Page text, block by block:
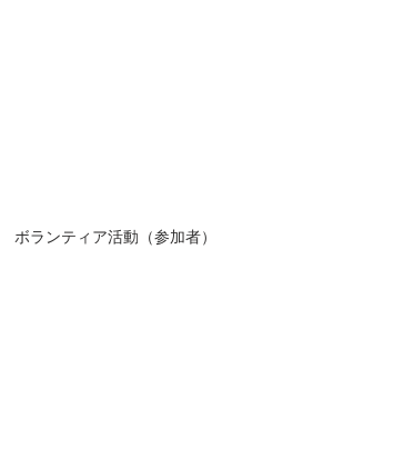
ボランティア活動（参加者）